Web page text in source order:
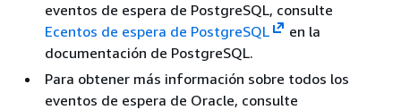
eventos de espera de PostgreSQL, consulte
Ecentos de espera de PostgreSQL
en la
documentación de PostgreSQL.
Para obtener más información sobre todos los
eventos de espera de Oracle, consulte